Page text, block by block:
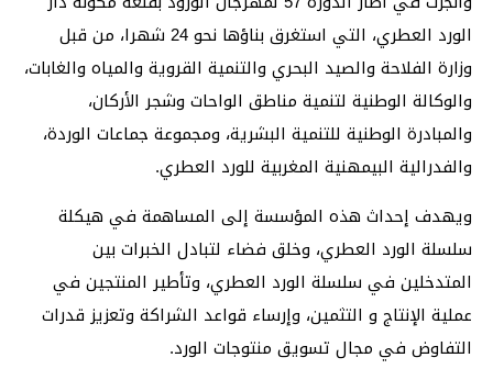
الورد العطري، التي استغرق بناؤها نحو 24 شهرا، من قبل
وزارة الفلاحة والصيد البحري والتنمية القروية والمياه والغابات،
والوكالة الوطنية لتنمية مناطق الواحات وشجر الأركان،
والمبادرة الوطنية للتنمية البشرية، ومجموعة جماعات الوردة،
والفدرالية البيمهنية المغربية للورد العطري.
ويهدف إحداث هذه المؤسسة إلى المساهمة في هيكلة
سلسلة الورد العطري، وخلق فضاء لتبادل الخبرات بين
المتدخلين في سلسلة الورد العطري، وتأطير المنتجين في
عملية الإنتاج و التثمين، وإرساء قواعد الشراكة وتعزيز قدرات
التفاوض في مجال تسويق منتوجات الورد.